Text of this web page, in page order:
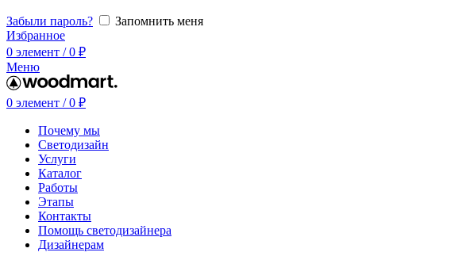
Забыли пароль?
Запомнить меня
Избранное
0 элемент / 0 ₽
Меню
0 элемент / 0 ₽
Почему мы
Светодизайн
Услуги
Каталог
Работы
Этапы
Контакты
Помощь светодизайнера
Дизайнерам